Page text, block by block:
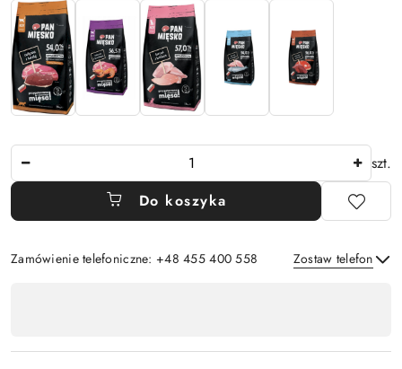
szt.
Do koszyka
Zamówienie telefoniczne: +48 455 400 558 Zostaw telefon
płatność